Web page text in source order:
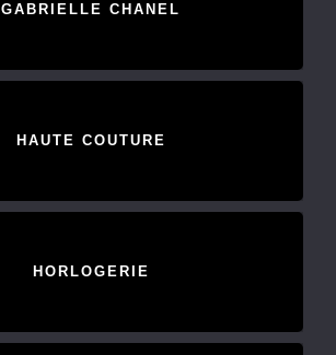
GABRIELLE CHANEL
HAUTE COUTURE
HORLOGERIE